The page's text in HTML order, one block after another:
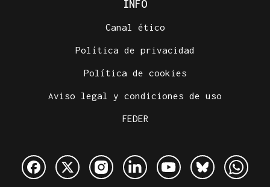
INFO
Canal ético
Política de privacidad
Política de cookies
Aviso legal y condiciones de uso
FEDER